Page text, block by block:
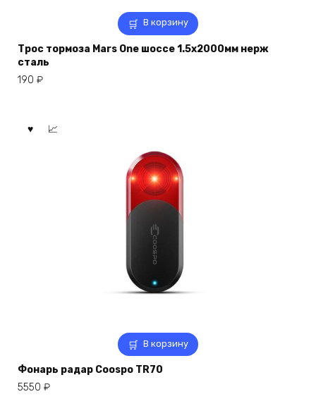
В корзину
Трос тормоза Mars One шоссе 1.5х2000мм нерж
сталь
190 ₽
В корзину
Фонарь радар Coospo TR70
5550 ₽